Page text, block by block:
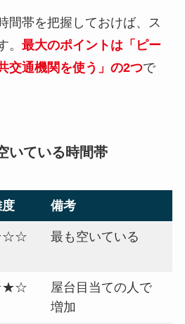
間帯を把握しておけば、ス
。 最大のポイントは「ピー
交通機関を使う」の2つで
いている時間帯
備考
最も空いている
屋台目当ての人で
増加